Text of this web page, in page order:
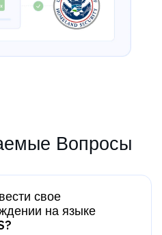
Вопросы
свое
на языке